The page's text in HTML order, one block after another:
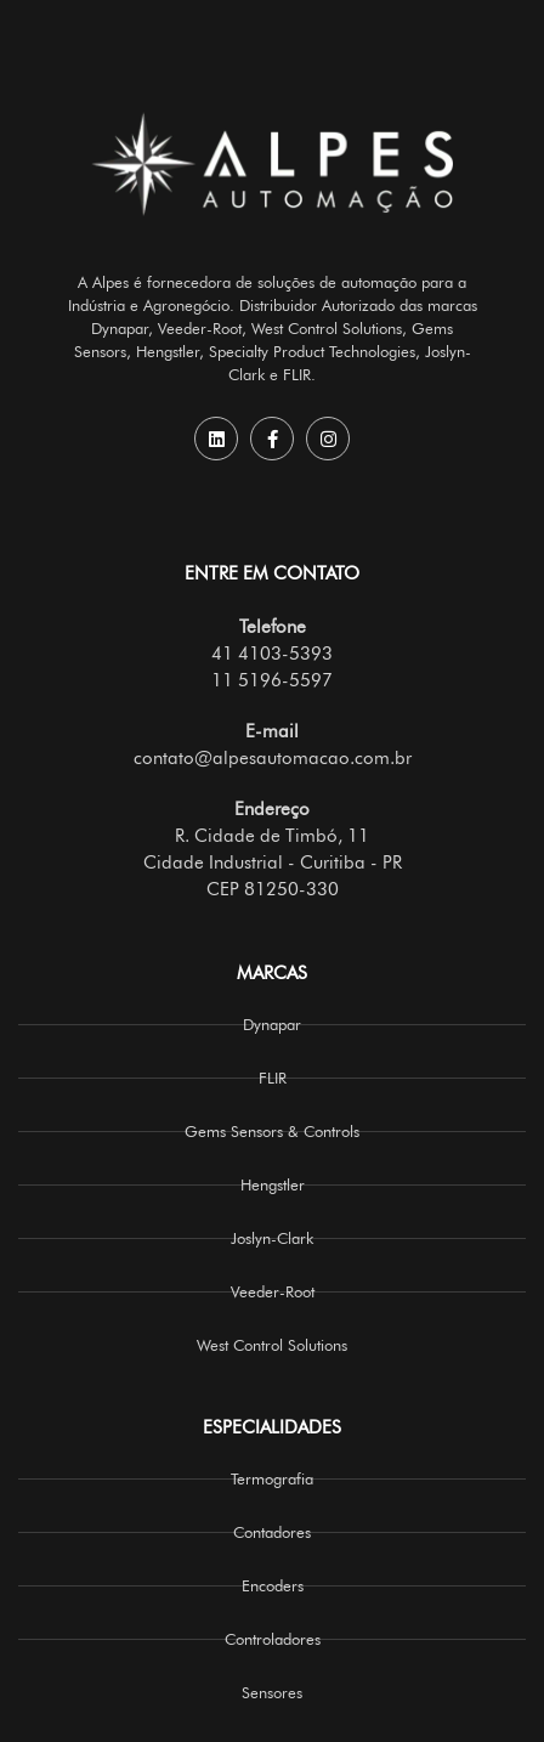
A Alpes é fornecedora de soluções de automação para a
Indústria e Agronegócio. Distribuidor Autorizado das marcas
Dynapar, Veeder-Root, West Control Solutions, Gems
Sensors, Hengstler, Specialty Product Technologies, Joslyn-
Clark e FLIR.
ENTRE EM CONTATO
Telefone
41 4103-5393
11 5196-5597
E-mail
contato@alpesautomacao.com.br
Endereço
R. Cidade de Timbó, 11
Cidade Industrial - Curitiba - PR
CEP 81250-330
MARCAS
Dynapar
FLIR
Gems Sensors & Controls
Hengstler
Joslyn-Clark
Veeder-Root
West Control Solutions
ESPECIALIDADES
Termografia
Contadores
Encoders
Controladores
Sensores